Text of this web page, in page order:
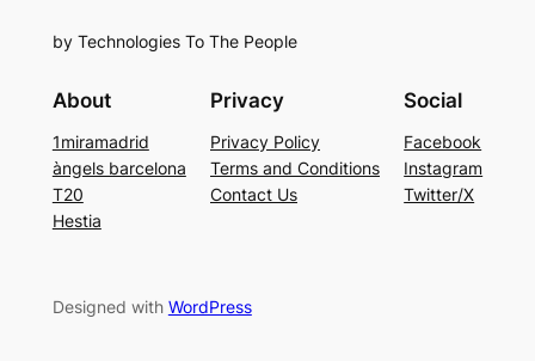
by Technologies To The People
About
1miramadrid
àngels barcelona
T20
Hestia
Privacy
Privacy Policy
Terms and Conditions
Contact Us
Social
Facebook
Instagram
Twitter/X
Designed with WordPress